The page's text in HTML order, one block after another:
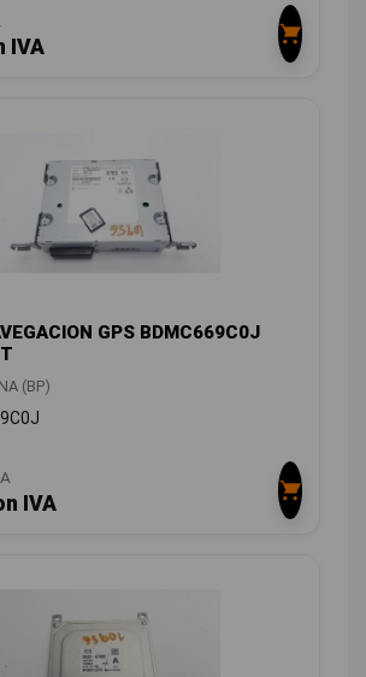
IVA
GPS BDMC669C0J
(BP)
IVA